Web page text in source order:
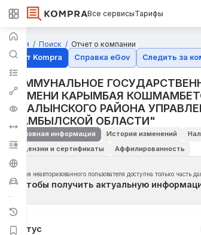
Все сервисыТарифы
Главная Поиск
Отчет о компании
Отчёт Kompra
Справка eGov Следить за
КОММУНАЛЬНОЕ
3 ИМЕНИ КАРЫМБАЯ
ЖУАЛЫНСКОГО РАЙОНА
ЖАМБЫЛСКОЙ ОБЛАСТИ"
Основная информация История изменений
Лицензии и сертификаты
Аффилированность
Для неавторизованного пользователя доступна только часть
Чтобы получить актуальную
Статус